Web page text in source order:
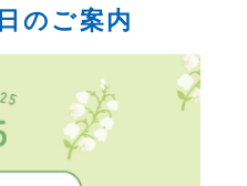
のご案内